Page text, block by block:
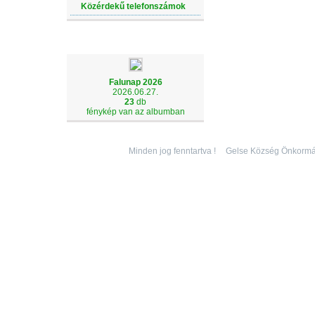
Közérdekű telefonszámok
Falunap 2026
2026.06.27.
23 db
fénykép van az albumban
Minden jog fenntartva ! Gelse Község